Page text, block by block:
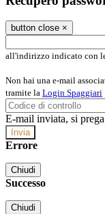
button close ×
all'indirizzo indicato con
Non hai una e-mail
tramite la Login Spaggiari
E-mail inviata, si
Errore
Chiudi
Successo
Chiudi